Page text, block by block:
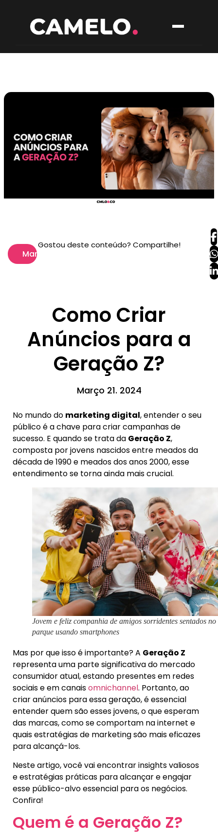
Marketing
Gostou deste conteúdo? Compartilhe!
Como Criar
Anúncios para a
Geração Z?
Março 21. 2024
No mundo do marketing digital, entender o seu
público é a chave para criar campanhas de
sucesso. E quando se trata da Geração Z,
composta por jovens nascidos entre meados da
década de 1990 e meados dos anos 2000, esse
entendimento se torna ainda mais crucial.
Jovem e feliz companhia de amigos sorridentes sentados no
parque usando smartphones
Mas por que isso é importante? A Geração Z
representa uma parte significativa do mercado
consumidor atual, estando presentes em redes
sociais e em canaisomnichannel. Portanto, ao
criar anúncios para essa geração, é essencial
entender quem são esses jovens, o que esperam
das marcas, como se comportam na internet e
quais estratégias de marketing são mais eficazes
para alcançá-los.
Neste artigo, você vai encontrar insights valiosos
e estratégias práticas para alcançar e engajar
esse público-alvo essencial para os negócios.
Confira!
Quem é a Geração Z?